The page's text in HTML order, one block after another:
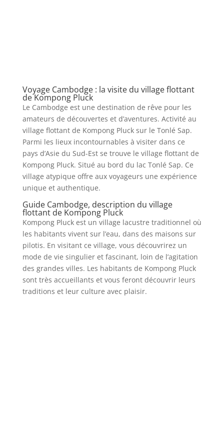
Voyage Cambodge : la visite du village flottant
de Kompong Pluck
Le Cambodge est une destination de rêve pour les
amateurs de découvertes et d’aventures. Activité au
village flottant de Kompong Pluck sur le Tonlé Sap.
Parmi les lieux incontournables à visiter dans ce
pays d’Asie du Sud-Est se trouve le village flottant de
Kompong Pluck. Situé au bord du lac Tonlé Sap. Ce
village atypique offre aux voyageurs une expérience
unique et authentique.
Guide Cambodge, description du village
flottant de Kompong Pluck
Kompong Pluck est un village lacustre traditionnel où
les habitants vivent sur l’eau, dans des maisons sur
pilotis. En visitant ce village, vous découvrirez un
mode de vie singulier et fascinant, loin de l’agitation
des grandes villes. Les habitants de Kompong Pluck
sont très accueillants et vous feront découvrir leurs
traditions et leur culture avec plaisir.